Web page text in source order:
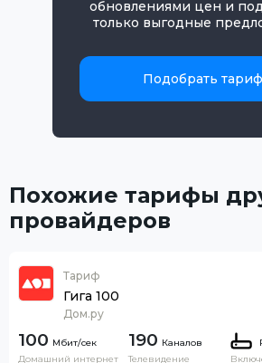
обновлениями цен и
только выгодные
Подобрать тариф
Похожие тарифы
провайдеров
Тариф
Гига 100
Дом.ру
100
Домашний интернет
190 Каналов
Телевидение